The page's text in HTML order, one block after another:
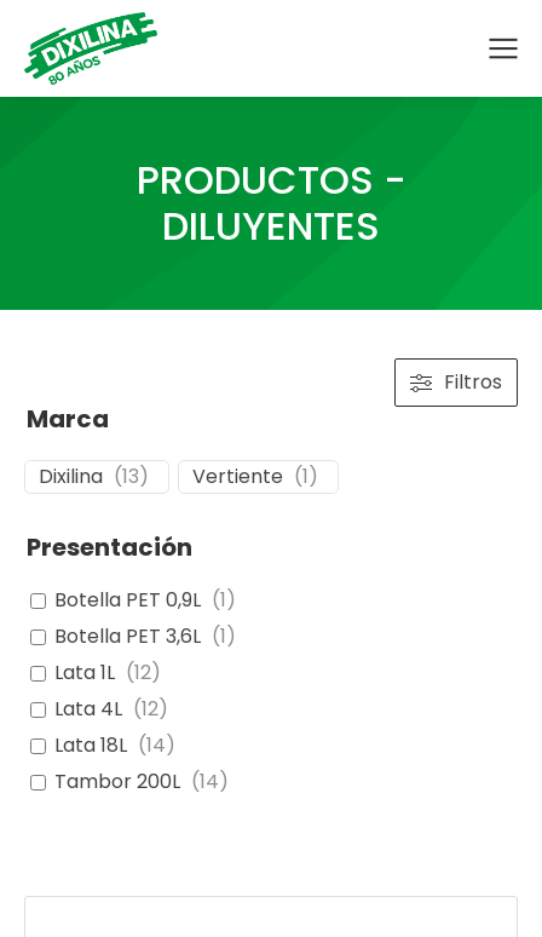
PRODUCTOS -
DILUYENTES
Filtros
Marca
Dixilina (13) Vertiente (1)
Presentación
Botella PET 0,9L (1)
Botella PET 3,6L (1)
Lata 1L (12)
Lata 4L (12)
Lata 18L (14)
Tambor 200L (14)